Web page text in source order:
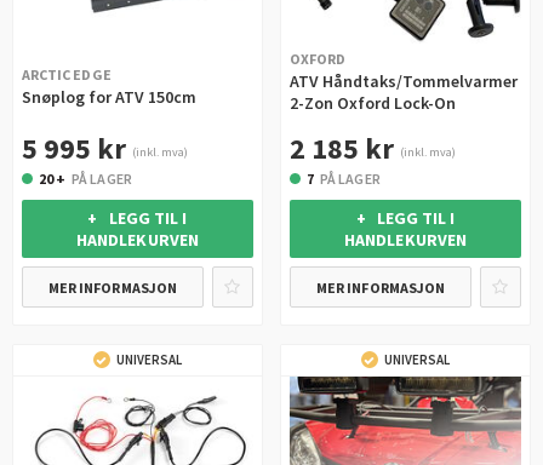
ARCTIC EDGE
Snøplog for ATV 150cm
5 995 kr (inkl. mva)
20 + PÅ LAGER
+ LEGG TIL I
HANDLEKURVEN
MER INFORMASJON
OXFORD
ATV Håndtaks/Tommelvarmer
2-Zon Oxford Lock-On
2 185 kr (inkl. mva)
7 PÅ LAGER
+ LEGG TIL I
HANDLEKURVEN
MER INFORMASJON
UNIVERSAL UNIVERSAL